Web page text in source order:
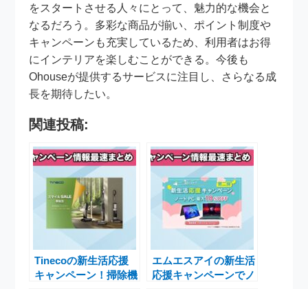
をスタートさせる人々にとって、魅力的な機会と
なるだろう。多彩な商品が揃い、ポイント制度や
キャンペーンも充実しているため、利用者はお得
にインテリアを楽しむことができる。今後も
Ohouseが提供するサービスに注目し、さらなる成
長を期待したい。
関連投稿:
Tinecoの新生活応援
キャンペーン！掃除機
エムエスアイの新生活
応援キャンペーンでノ